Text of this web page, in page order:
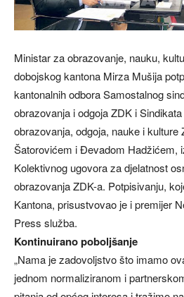
Ministar za obrazovanje, nauku,
dobojskog kantona Mirza Mušija
kantonalnih odbora Samostalnog
obrazovanja i odgoja ZDK i
obrazovanja, odgoja, nauke i kulture
Šatorovićem i Đevadom Hadžićem,
Kolektivnog ugovora za djelatnost
obrazovanja ZDK-a. Potpisivanju,
Kantona, prisustvovao je i premijer
Press služba.
Kontinuirano poboljšanje
„Nama je zadovoljstvo što imamo
jednom normaliziranom i